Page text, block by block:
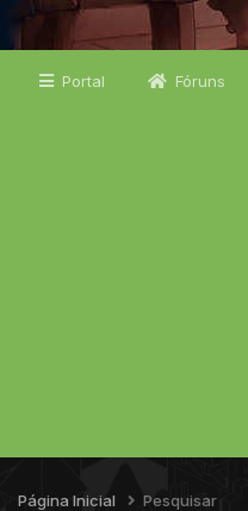
Portal Fóruns
Página Inicial Pesquisar